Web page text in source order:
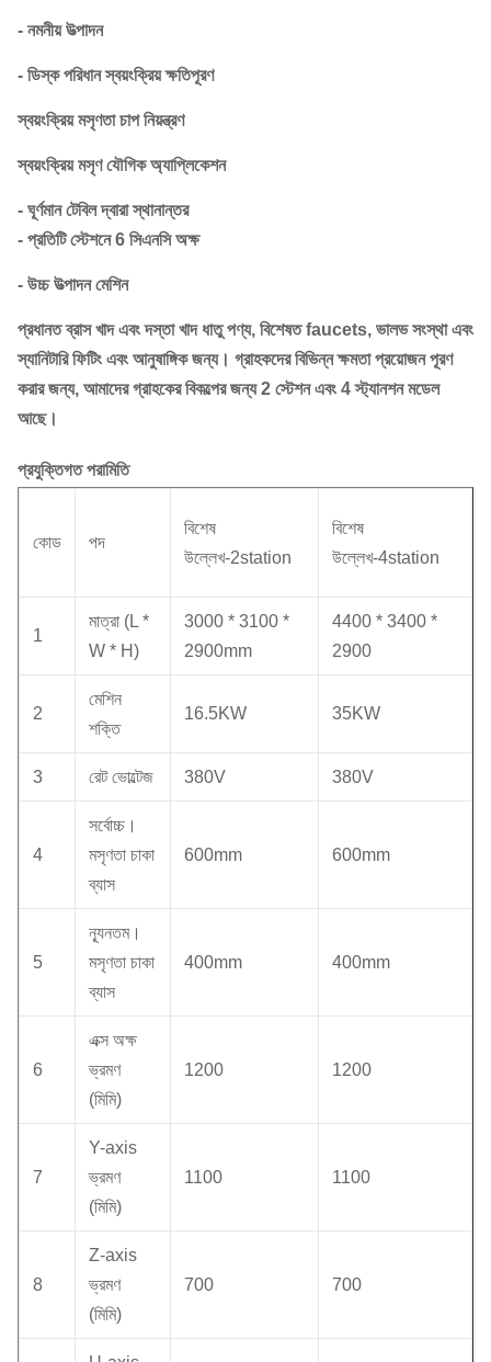
- নমনীয় উত্পাদন
- ডিস্ক পরিধান স্বয়ংক্রিয় ক্ষতিপূরণ
স্বয়ংক্রিয় মসৃণতা চাপ নিয়ন্ত্রণ
স্বয়ংক্রিয় মসৃণ যৌগিক অ্যাপ্লিকেশন
- ঘূর্ণমান টেবিল দ্বারা স্থানান্তর
- প্রতিটি স্টেশনে 6 সিএনসি অক্ষ
- উচ্চ উত্পাদন মেশিন
প্রধানত ব্রাস খাদ এবং দস্তা খাদ ধাতু পণ্য, বিশেষত faucets, ভালভ সংস্থা এবং
স্যানিটারি ফিটিং এবং আনুষাঙ্গিক জন্য। গ্রাহকদের বিভিন্ন ক্ষমতা প্রয়োজন পূরণ
করার জন্য, আমাদের গ্রাহকের বিকল্পের জন্য 2 স্টেশন এবং 4 স্ট্যানশন মডেল
আছে।
প্রযুক্তিগত পরামিতি
কোড পদ
বিশেষ
উল্লেখ-2station
বিশেষ
উল্লেখ-4station
1
মাত্রা (L *
W * H)
3000 * 3100 *
2900mm
4400 * 3400 *
2900
2
মেশিন
শক্তি
16.5KW 35KW
3 রেট ভোল্টেজ 380V 380V
4
সর্বোচ্চ।
মসৃণতা চাকা
ব্যাস
600mm 600mm
5
ন্যূনতম।
মসৃণতা চাকা
ব্যাস
400mm 400mm
6
এক্স অক্ষ
ভ্রমণ
(মিমি)
1200 1200
7
Y-axis
ভ্রমণ
(মিমি)
1100 1100
8
Z-axis
ভ্রমণ
(মিমি)
700 700